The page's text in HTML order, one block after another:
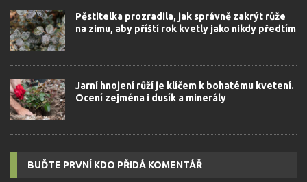
Pěstitelka prozradila, jak správně zakrýt růže
na zimu, aby příští rok kvetly jako nikdy předtím
Jarní hnojení růží je klíčem k bohatému kvetení.
Ocení zejména i dusík a minerály
BUĎTE PRVNÍ KDO PŘIDÁ KOMENTÁŘ